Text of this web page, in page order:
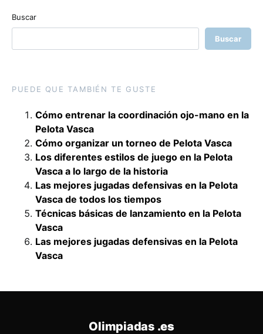
Buscar
Buscar
PUEDE QUE TAMBIÉN TE GUSTE
Cómo entrenar la coordinación ojo-mano en la
Pelota Vasca
Cómo organizar un torneo de Pelota Vasca
Los diferentes estilos de juego en la Pelota
Vasca a lo largo de la historia
Las mejores jugadas defensivas en la Pelota
Vasca de todos los tiempos
Técnicas básicas de lanzamiento en la Pelota
Vasca
Las mejores jugadas defensivas en la Pelota
Vasca
Olimpiadas .es